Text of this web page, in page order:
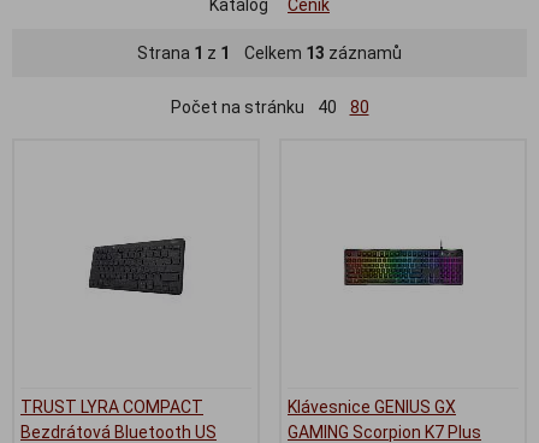
Katalog Ceník
Strana 1 z 1 Celkem 13 záznamů
Počet na stránku 40 80
TRUST LYRA COMPACT
Bezdrátová Bluetooth US
Klávesnice GENIUS GX
GAMING Scorpion K7 Plus